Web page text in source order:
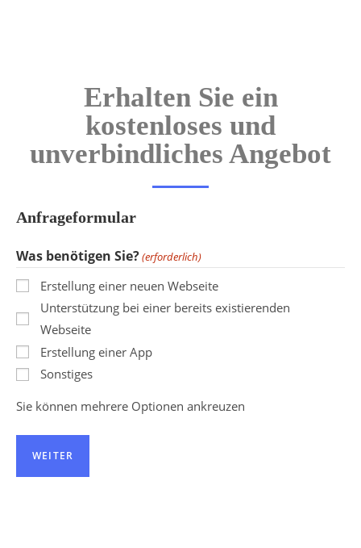
Erhalten Sie ein
kostenloses und
unverbindliches Angebot
Anfrageformular
Was benötigen Sie?(erforderlich)
Erstellung einer neuen Webseite
Unterstützung bei einer bereits existierenden
Webseite
Erstellung einer App
Sonstiges
Sie können mehrere Optionen ankreuzen